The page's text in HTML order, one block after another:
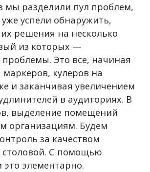
мы разделили пул проблем,
успели обнаружить,
решения на несколько
из которых —
Это все, начиная
маркеров, кулеров на
и заканчивая увеличением
в аудиториях. В
выделение помещений
организациям. Будем
за качеством
столовой. C помощью
элементарно.